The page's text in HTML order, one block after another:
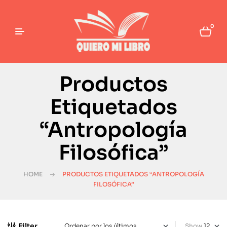
0
Productos
Etiquetados
“Antropología
Filosófica”
HOME
PRODUCTOS ETIQUETADOS “ANTROPOLOGÍA
FILOSÓFICA”